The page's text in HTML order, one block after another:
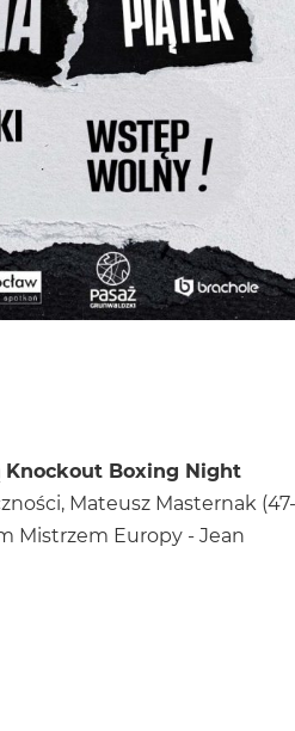
Knockout Boxing Night
Mateusz Masternak (47-
Mistrzem Europy - Jean